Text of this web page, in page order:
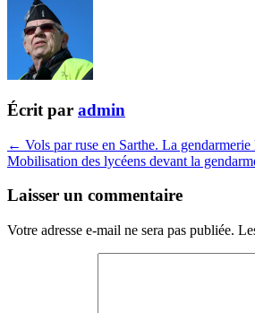
Écrit par admin
← Vols par ruse en Sarthe. La
Mobilisation des lycéens devant la
Laisser un commentaire
Votre adresse e-mail ne sera pas publiée.